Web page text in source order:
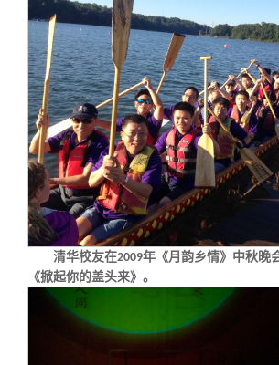
清华校友在2009年《月韵乡情》中秋晚
《掀起你的盖头来》。